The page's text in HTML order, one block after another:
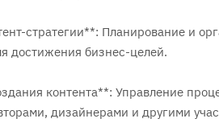
стратегии**: Планирование и
достижения бизнес-целей.
контента**: Управление
дизайнерами и другими